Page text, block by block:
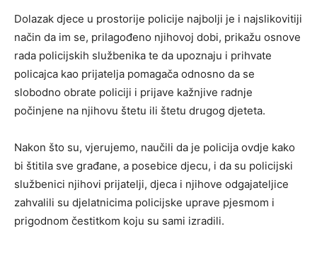
Dolazak djece u prostorije policije najbolji je i najslikovitiji
način da im se, prilagođeno njihovoj dobi, prikažu osnove
rada policijskih službenika te da upoznaju i prihvate
policajca kao prijatelja pomagača odnosno da se
slobodno obrate policiji i prijave kažnjive radnje
počinjene na njihovu štetu ili štetu drugog djeteta.
Nakon što su, vjerujemo, naučili da je policija ovdje kako
bi štitila sve građane, a posebice djecu, i da su policijski
službenici njihovi prijatelji, djeca i njihove odgajateljice
zahvalili su djelatnicima policijske uprave pjesmom i
prigodnom čestitkom koju su sami izradili.